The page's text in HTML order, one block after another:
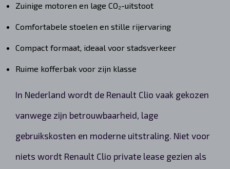
Zuinige motoren en lage CO₂-uitstoot
Comfortabele stoelen en stille rijervaring
Compact formaat, ideaal voor stadsverkeer
Ruime kofferbak voor zijn klasse
In Nederland wordt de Renault Clio vaak gekozen
vanwege zijn betrouwbaarheid, lage
gebruikskosten en moderne uitstraling. Niet voor
niets wordt Renault Clio private lease gezien als